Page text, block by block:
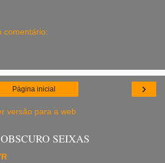
comentário:
›
Página inicial
versão para a web
SEIXAS